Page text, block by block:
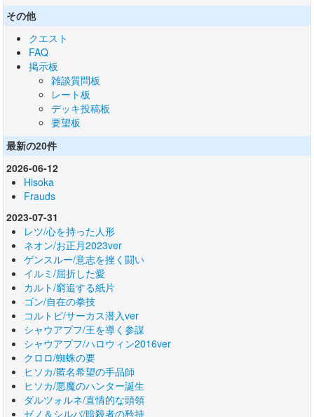
その他
クエスト
FAQ
掲示板
雑談質問板
レート板
デッキ投稿板
要望板
最新の20件
2026-06-12
Hisoka
Frauds
2023-07-31
レツ/心を持った人形
ネオン/お正月2023ver
ゲンスルー/意志を挫く闘い
イルミ/屈折した愛
カルト/窮追する紙片
ゴン/自在の拳技
コルトピ/サーカス潜入ver
シャウアプフ/王を導く参謀
シャウアプフ/ハロウィン2016ver
クロロ/蜘蛛の要
ヒソカ/匿名希望の手品師
ヒソカ/悪魔のハンター誕生
ダルツォルネ/直情的な頭領
ゼノ＆シルバ/暗殺者の矜持